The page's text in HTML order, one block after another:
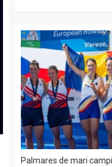
Palmares de mari